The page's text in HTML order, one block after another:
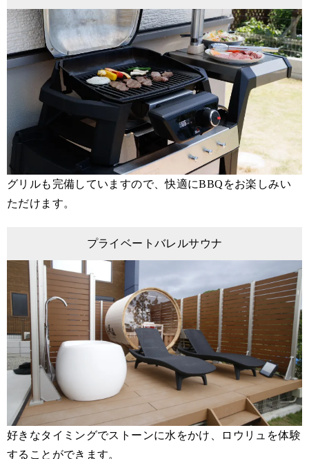
グリルも完備していますので、快適にBBQをお楽しみい
ただけます。
プライベートバレルサウナ
好きなタイミングでストーンに水をかけ、ロウリュを体験
することができます。